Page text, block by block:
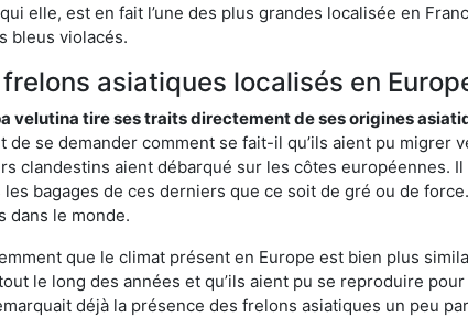
elle, est en fait l’une des plus grandes localisée en
bleus violacés.
asiatiques localisés en
velutina tire ses traits directement de ses origines
de se demander comment se fait-il qu’ils aient pu migrer
clandestins aient débarqué sur les côtes européennes.
les bagages de ces derniers que ce soit de gré ou de
dans le monde.
que le climat présent en Europe est bien plus
le long des années et qu’ils aient pu se reproduire
déjà la présence des frelons asiatiques un peu